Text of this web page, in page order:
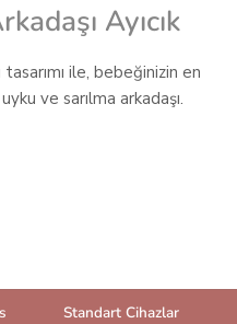
Ayıcık
ile, bebeğinizin en
ve sarılma arkadaşı.
Standart Cihazlar